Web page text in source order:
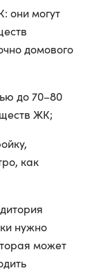
они могут
домового
до 70–80
ЖК;
как
нужно
может